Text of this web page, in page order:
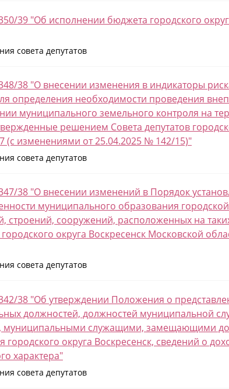
39 "Об исполнении бюджета городского
совета депутатов
38 "О внесении изменения в индикаторы
определения необходимости проведения
муниципального земельного контроля на
решением Совета депутатов
(с изменениями от 25.04.2025 № 142/15)"
совета депутатов
38 "О внесении изменений в Порядок
муниципального образования
строений, сооружений, расположенных на
округа Воскресенск Московской
совета депутатов
38 "Об утверждении Положения о
должностей, должностей муниципальной
служащими, замещающими
округа Воскресенск, сведений о
характера"
совета депутатов